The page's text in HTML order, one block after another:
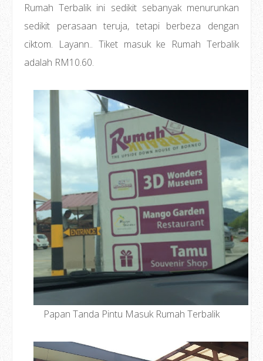
Rumah Terbalik ini sedikit sebanyak menurunkan
sedikit perasaan teruja, tetapi berbeza dengan
ciktom. Layann.. Tiket masuk ke Rumah Terbalik
adalah RM10.60.
Papan Tanda Pintu Masuk Rumah Terbalik